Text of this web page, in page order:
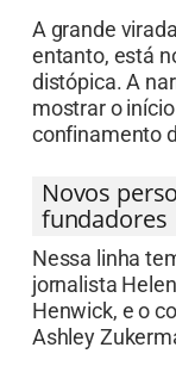
A grande
entanto, está
distópica. A
mostrar o
confinamento
Novos
fundadores
Nessa linha
jornalista
Henwick, e o
Ashley